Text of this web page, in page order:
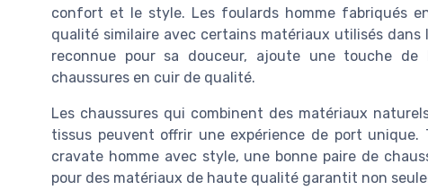
confort et le style. Les foulards homme fabriqués
qualité similaire avec certains matériaux utilisés
reconnue pour sa douceur, ajoute une touche
chaussures en cuir de qualité.
Les chaussures qui combinent des matériaux
tissus peuvent offrir une expérience de port
cravate homme avec style, une bonne paire de
pour des matériaux de haute qualité garantit non